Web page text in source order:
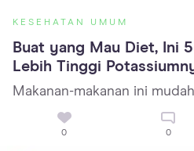
KESEHATAN UMUM
Buat yang Mau Diet, Ini
Lebih Tinggi
Makanan-makanan ini
0 0